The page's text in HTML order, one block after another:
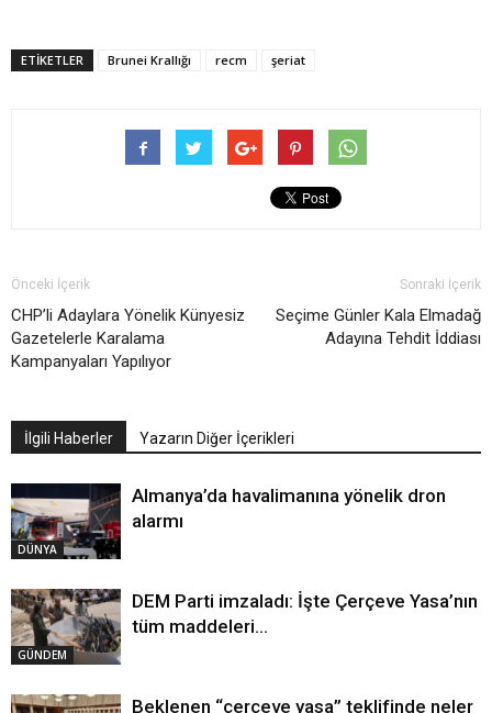
ETIKETLER Brunei Krallığı recm şeriat
Önceki İçerik
CHP’li Adaylara Yönelik Künyesiz
Gazetelerle Karalama
Kampanyaları Yapılıyor
Sonraki İçerik
Seçime Günler Kala Elmadağ
Adayına Tehdit İddiası
İlgili Haberler Yazarın Diğer İçerikleri
DÜNYA
Almanya’da havalimanına yönelik dron
alarmı
GÜNDEM
DEM Parti imzaladı: İşte Çerçeve Yasa’nın
tüm maddeleri…
Beklenen “çerçeve yasa” teklifinde neler